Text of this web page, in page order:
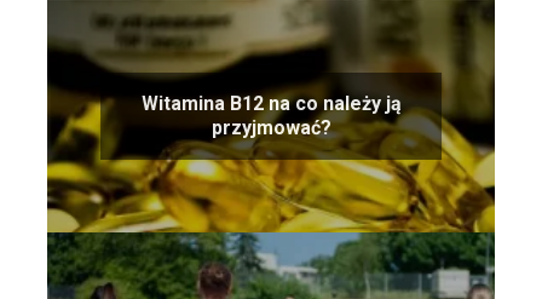
Witamina B12 na co należy ją
przyjmować?